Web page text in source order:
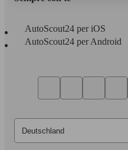
AutoScout24 per iOS
AutoScout24 per Android